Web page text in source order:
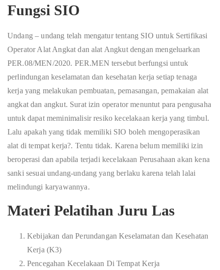
Fungsi SIO
Undang – undang telah mengatur tentang SIO untuk Sertifikasi
Operator Alat Angkat dan alat Angkut dengan mengeluarkan
PER.08/MEN/2020. PER.MEN tersebut berfungsi untuk
perlindungan keselamatan dan kesehatan kerja setiap tenaga
kerja yang melakukan pembuatan, pemasangan, pemakaian alat
angkat dan angkut. Surat izin operator menuntut para pengusaha
untuk dapat meminimalisir resiko kecelakaan kerja yang timbul.
Lalu apakah yang tidak memiliki SIO boleh mengoperasikan
alat di tempat kerja?. Tentu tidak. Karena belum memiliki izin
beroperasi dan apabila terjadi kecelakaan Perusahaan akan kena
sanki sesuai undang-undang yang berlaku karena telah lalai
melindungi karyawannya.
Materi Pelatihan Juru Las
Kebijakan dan Perundangan Keselamatan dan Kesehatan
Kerja (K3)
Pencegahan Kecelakaan Di Tempat Kerja